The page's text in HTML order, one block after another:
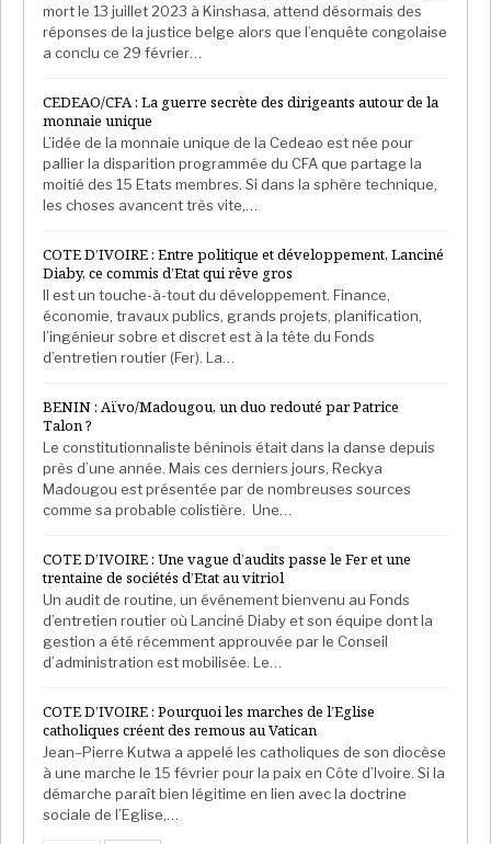
mort le 13 juillet 2023 à Kinshasa, attend désormais des
réponses de la justice belge alors que l’enquête congolaise
a conclu ce 29 février…
CEDEAO/CFA : La guerre secrète des dirigeants autour de la
monnaie unique
L’idée de la monnaie unique de la Cedeao est née pour
pallier la disparition programmée du CFA que partage la
moitié des 15 Etats membres. Si dans la sphère technique,
les choses avancent très vite,…
COTE D’IVOIRE : Entre politique et développement, Lanciné
Diaby, ce commis d’Etat qui rêve gros
Il est un touche-à-tout du développement. Finance,
économie, travaux publics, grands projets, planification,
l’ingénieur sobre et discret est à la tête du Fonds
d’entretien routier (Fer). La…
BENIN : Aïvo/Madougou, un duo redouté par Patrice
Talon ?
Le constitutionnaliste béninois était dans la danse depuis
près d’une année. Mais ces derniers jours, Reckya
Madougou est présentée par de nombreuses sources
comme sa probable colistière. Une…
COTE D’IVOIRE : Une vague d’audits passe le Fer et une
trentaine de sociétés d’Etat au vitriol
Un audit de routine, un événement bienvenu au Fonds
d’entretien routier où Lanciné Diaby et son équipe dont la
gestion a été récemment approuvée par le Conseil
d’administration est mobilisée. Le…
COTE D’IVOIRE : Pourquoi les marches de l’Eglise
catholiques créent des remous au Vatican
Jean–Pierre Kutwa a appelé les catholiques de son diocèse
à une marche le 15 février pour la paix en Côte d’Ivoire. Si la
démarche paraît bien légitime en lien avec la doctrine
sociale de l’Eglise,…